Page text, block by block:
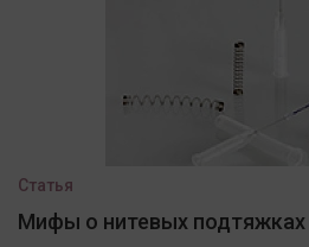
Статья
Мифы о нитевых подтяжках